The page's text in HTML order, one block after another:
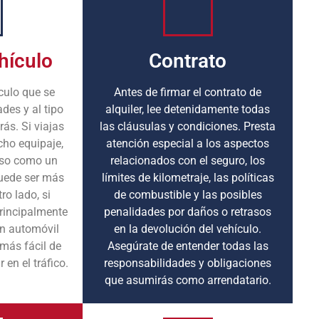
que se
y al tipo
Si viajas
equipaje,
como un
ser más
lado, si
automóvil
fácil de
en el tráfico.
Contrato
Antes de firmar el contrato de
alquiler, lee detenidamente todas
las cláusulas y condiciones. Presta
atención especial a los aspectos
relacionados con el seguro, los
límites de kilometraje, las políticas
de combustible y las posibles
penalidades por daños o retrasos
en la devolución del vehículo.
Asegúrate de entender todas las
responsabilidades y obligaciones
que asumirás como arrendatario.